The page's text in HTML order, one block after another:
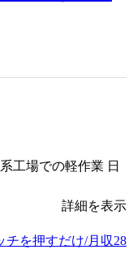
工場での軽作業 日
詳細を表示